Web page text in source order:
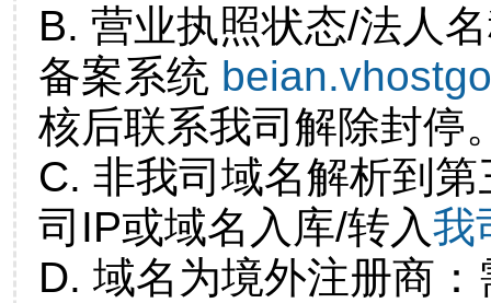
B. 营业执照状态/法人
备案系统
核后联系我司解除封停
C. 非我司域名解析到
司IP或域名入库/转入我
D. 域名为境外注册商